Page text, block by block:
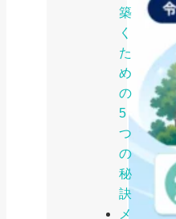
築
く
た
め
の
5
つ
の
秘
訣
メ